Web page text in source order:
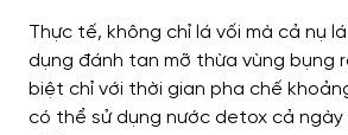
Thực tế, không chỉ lá vối mà cả nụ
dụng đánh tan mỡ thừa vùng bụng
biệt chỉ với thời gian pha chế
có thể sử dụng nước detox cả